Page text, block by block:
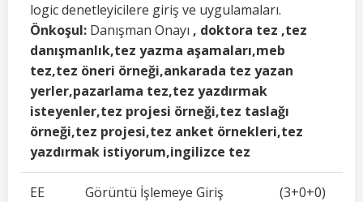
logic denetleyicilere giriş ve uygulamaları.
Önkoşul: Danışman Onayı , doktora tez ,tez
danışmanlık,tez yazma aşamaları,meb
tez,tez öneri örneği,ankarada tez yazan
yerler,pazarlama tez,tez yazdırmak
isteyenler,tez projesi örneği,tez taslağı
örneği,tez projesi,tez anket örnekleri,tez
yazdırmak istiyorum,ingilizce tez
EE
Görüntü İşlemeye Giriş
(3+0+0)